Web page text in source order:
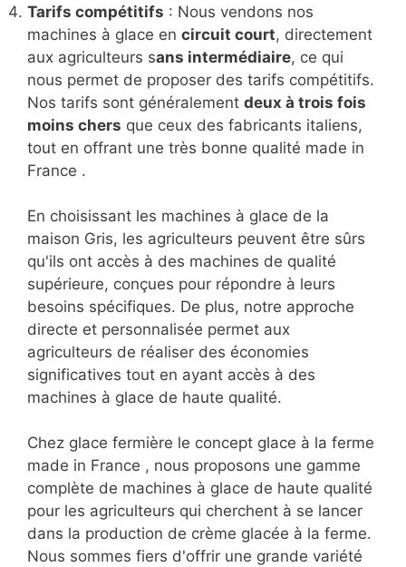
Tarifs compétitifs : Nous vendons nos
machines à glace en circuit court, directement
aux agriculteurs sans intermédiaire, ce qui
nous permet de proposer des tarifs compétitifs.
Nos tarifs sont généralement deux à trois fois
moins chers que ceux des fabricants italiens,
tout en offrant une très bonne qualité made in
France .
En choisissant les machines à glace de la
maison Gris, les agriculteurs peuvent être sûrs
qu'ils ont accès à des machines de qualité
supérieure, conçues pour répondre à leurs
besoins spécifiques. De plus, notre approche
directe et personnalisée permet aux
agriculteurs de réaliser des économies
significatives tout en ayant accès à des
machines à glace de haute qualité.
Chez glace fermière le concept glace à la ferme
made in France , nous proposons une gamme
complète de machines à glace de haute qualité
pour les agriculteurs qui cherchent à se lancer
dans la production de crème glacée à la ferme.
Nous sommes fiers d'offrir une grande variété